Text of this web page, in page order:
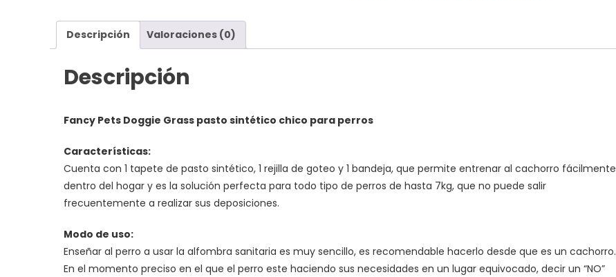
Descripción Valoraciones (0)
Descripción
Fancy Pets Doggie Grass pasto sintético chico para perros
Características:
Cuenta con 1 tapete de pasto sintético, 1 rejilla de goteo y 1 bandeja, que permite entrenar al cachorro fácilmente
dentro del hogar y es la solución perfecta para todo tipo de perros de hasta 7kg, que no puede salir
frecuentemente a realizar sus deposiciones.
Modo de uso:
Enseñar al perro a usar la alfombra sanitaria es muy sencillo, es recomendable hacerlo desde que es un cachorro.
En el momento preciso en el que el perro este haciendo sus necesidades en un lugar equivocado, decir un “NO”